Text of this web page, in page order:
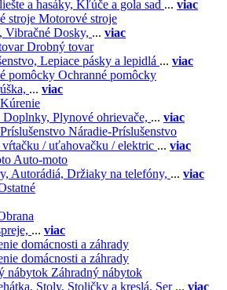
a hasáky, Kľúče a gola sad ... viac
Motorové stroje
Vibračné Dosky, ... viac
Drobný tovar
Lepiace pásky a lepidlá ... viac
Ochranné pomôcky
... viac
Kúrenie
Doplnky, Plynové ohrievače, ... viac
Náradie-Príslušenstvo
vŕtačku / uťahovačku / elektric ... viac
Auto-moto
Autorádiá, Držiaky na telefóny, ... viac
... viac
domácnosti a záhrady
domácnosti a záhrady
Záhradný nábytok
Stoly, Stoličky a kreslá, Ser ... viac